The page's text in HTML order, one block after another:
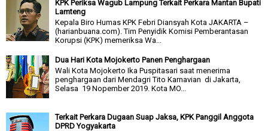
KPK Periksa Wagub Lampung Terkait Perkara Mantan Bupati
Lamteng
Kepala Biro Humas KPK Febri Diansyah Kota JAKARTA –
(harianbuana.com). Tim Penyidik Komisi Pemberantasan
Korupsi (KPK) memeriksa Wa...
Dua Hari Kota Mojokerto Panen Penghargaan
Wali Kota Mojokerto Ika Puspitasari saat menerima
penghargaan dari Mendagri Tito Karnavian di Jakarta,
Selasa 19 Nopember 2019. Kota MO...
Terkait Perkara Dugaan Suap Jaksa, KPK Panggil Anggota
DPRD Yogyakarta